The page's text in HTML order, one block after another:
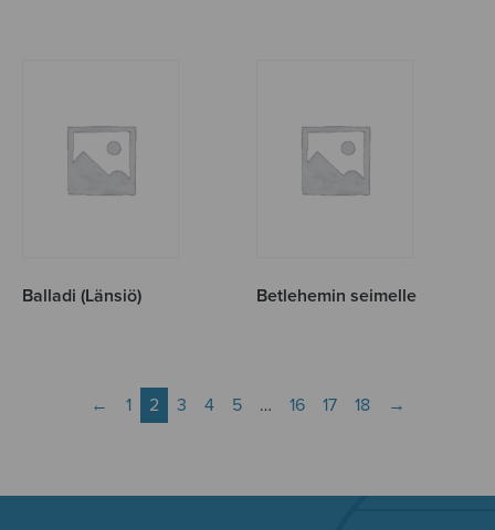
Balladi (Länsiö) Betlehemin seimelle
← 1 2 3 4 5 … 16 17 18 →